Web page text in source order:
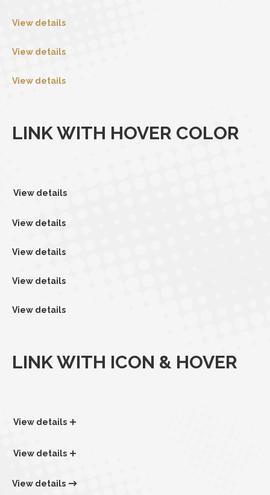
View details
View details
View details
LINK WITH HOVER COLOR
View details
View details
View details
View details
View details
LINK WITH ICON & HOVER
View details
View details
View details